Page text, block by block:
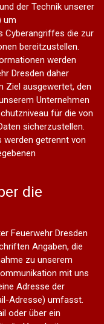
der Technik unserer
um
Cyberangriffes die zur
bereitzustellen.
werden
Dresden daher
Ziel ausgewertet, den
Unternehmen
für die von
sicherzustellen.
werden getrennt von
die
Feuerwehr Dresden
Angaben, die
zu unserem
mit uns
Adresse der
Adresse) umfasst.
oder über ein